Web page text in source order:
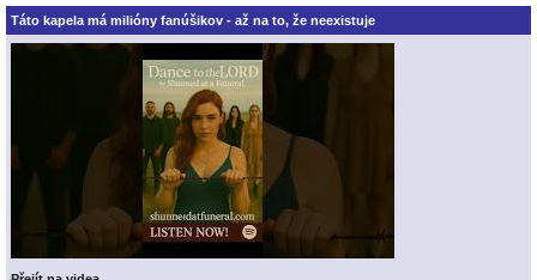
Táto kapela má milióny fanúšikov - až na to, že neexistuje